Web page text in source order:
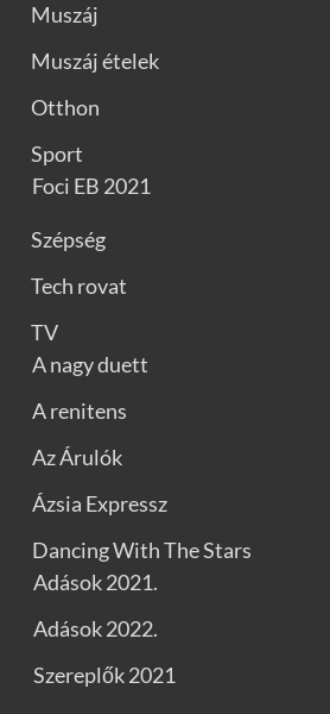
Muszáj
Muszáj ételek
Otthon
Sport
Foci EB 2021
Szépség
Tech rovat
TV
A nagy duett
A renitens
Az Árulók
Ázsia Expressz
Dancing With The Stars
Adások 2021.
Adások 2022.
Szereplők 2021